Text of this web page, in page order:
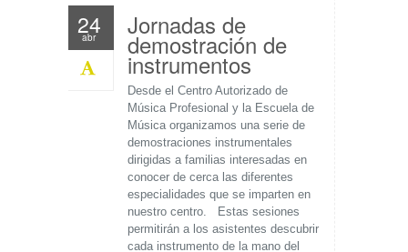
24
abr Jornadas de
demostración de
instrumentos
Desde el Centro Autorizado de
Música Profesional y la Escuela de
Música organizamos una serie de
demostraciones instrumentales
dirigidas a familias interesadas en
conocer de cerca las diferentes
especialidades que se imparten en
nuestro centro. Estas sesiones
permitirán a los asistentes descubrir
cada instrumento de la mano del